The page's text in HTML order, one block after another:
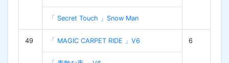
「 Secret Touch 」Snow Man
49 「 MAGIC CARPET RIDE 」V6 6